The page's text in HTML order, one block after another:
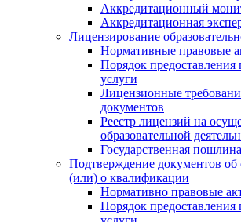
Аккредитационный
Аккредитационная
Лицензирование
Нормативные правовые
Порядок предоставления
услуги
Лицензионные
документов
Реестр лицензий на
образовательной
Государственная пошлина
Подтверждение документов об
(или) о квалификации
Нормативно правовые
Порядок предоставления